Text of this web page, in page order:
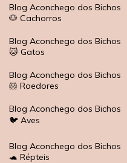
Blog Aconchego dos Bichos
🐶 Cachorros
Blog Aconchego dos Bichos
🐱 Gatos
Blog Aconchego dos Bichos
🐹 Roedores
Blog Aconchego dos Bichos
🐦 Aves
Blog Aconchego dos Bichos
🐢 Répteis